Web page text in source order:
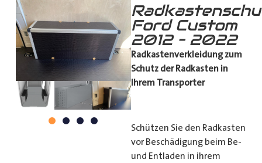
Ford Custom
2012 – 2022
Radkastenverkleidung zum
Schutz der Radkasten in
Ihrem Transporter
Schützen Sie den Radkasten
vor Beschädigung beim Be-
und Entladen in ihrem